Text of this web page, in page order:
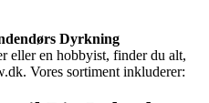
Dyrkning
eller en hobbyist, finder du alt,
Vores sortiment inkluderer: